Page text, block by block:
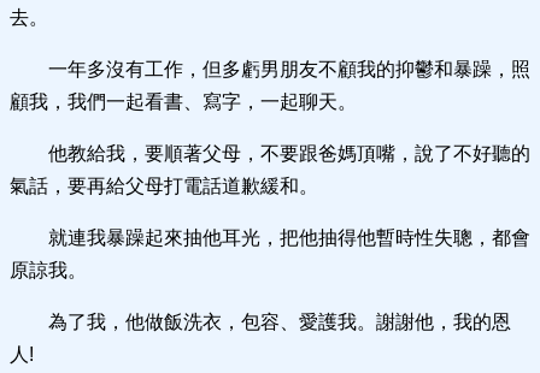
去。
一年多沒有工作，但多虧男朋友不顧我的抑鬱和暴躁，照
顧我，我們一起看書、寫字，一起聊天。
他教給我，要順著父母，不要跟爸媽頂嘴，說了不好聽的
氣話，要再給父母打電話道歉緩和。
就連我暴躁起來抽他耳光，把他抽得他暫時性失聰，都會
原諒我。
為了我，他做飯洗衣，包容、愛護我。謝謝他，我的恩
人!